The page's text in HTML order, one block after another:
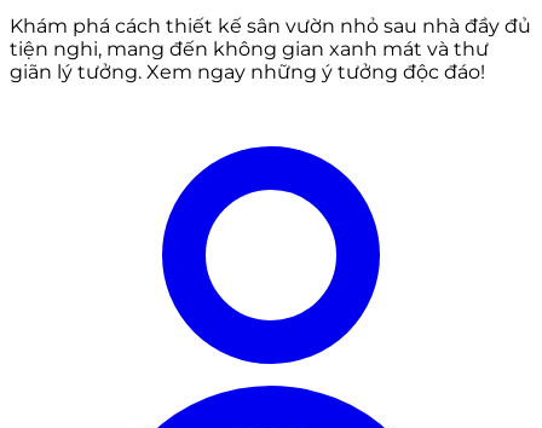
Khám phá cách thiết kế sân vườn nhỏ sau nhà đầy đủ
tiện nghi, mang đến không gian xanh mát và thư
giãn lý tưởng. Xem ngay những ý tưởng độc đáo!